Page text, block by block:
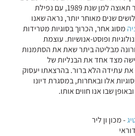
של המאה הקודמת וצבר תאוצה למן שנת 1989, עם נפילת
שנים מאוחר יותר, נראה שאנו
מסוג אחר, הכרוך בסוגיות מטרידות
ופוסט-אנושיות. עוצמת
מבליטה ביתר שאת את הסתמנות
מצד אחד את הבנליות של
את עתידה הלא ברור. בהרצאתו יעסוק
אלו ובאחרות, במסגרת דיונו
שבו אנו חווים אותו.
- מכון ון ליר